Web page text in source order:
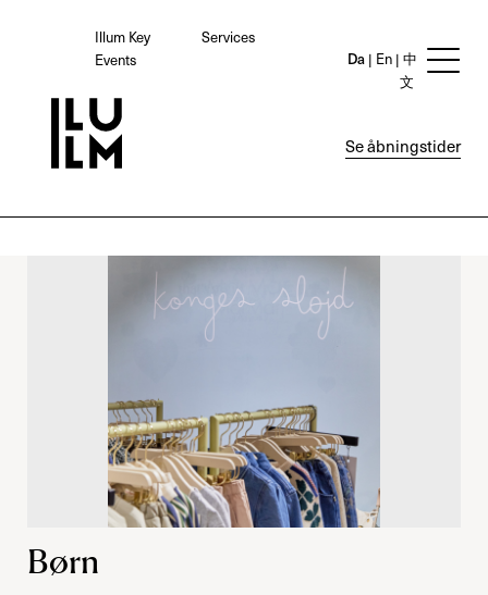
Illum Key
Services
Events
Da En 中
文
Se åbningstider
Børn